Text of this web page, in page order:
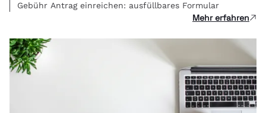
Gebühr Antrag einreichen: ausfüllbares Formular
Mehr erfahren